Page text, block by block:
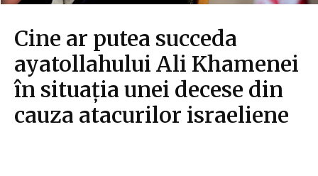
Cine ar putea succeda
ayatollahului Ali Khamenei
în situația unei decese din
cauza atacurilor israeliene